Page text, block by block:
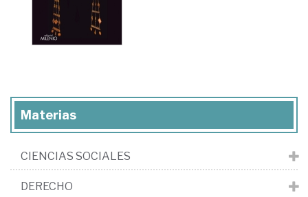
Materias
CIENCIAS SOCIALES
DERECHO